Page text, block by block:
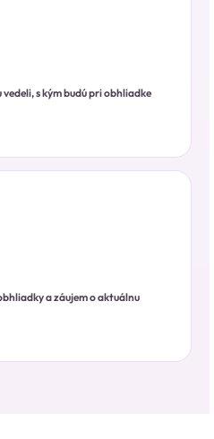
s kým budú pri obhliadke
a záujem o aktuálnu